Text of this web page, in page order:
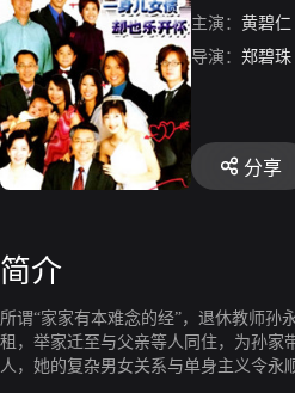
主演： 黄碧仁
导演： 郑碧珠
分享
简介
所谓“家家有本难念的经”，退休教师
租，举家迁至与父亲等人同住，为孙家
人，她的复杂男女关系与单身主义令永